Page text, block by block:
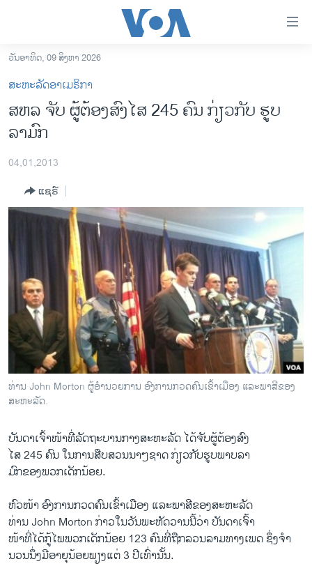
ເຂົ້າ
ຫາ
ຂ້າມ
ຂ້າມ
ຫາ
ອາເມຣິກາ
ຂ່າວ​ຈີນ
ໂລກ
ອິດສະຫຼະພາບດ້ານການຂ່າວ
ຊີວິດຊາວລາວ
ຊຸມຊົນຊາວລາວ
ວິທະຍາສາດ-ເທັກໂນໂລຈີ
ທຸລະກິດ
ພາສາອັງກິດ
ວີດີໂອ
ລາຍການກະຈາຍສຽງ
ລາຍງານ
ຕິດຕາມພວກເຮົາ ທີ່
ພາສາຕ່າງໆ
ວັນອາທິດ, 09 ສິງຫາ 2026
ສະຫະລັດອາເມຣິກາ
ສຫລ ຈັບ ຜູ້ຕ້ອງສົງໄສ 245 ຄົນ ກ່ຽວກັບ ຮູບ
ລາມົກ
04,01,2013
ແຊຣ໌
ທ່ານ John Morton ຜູ້ອຳນວຍການ ອົງການກວດຄົນເຂົ້າເມືອງ ແລະພາສີຂອງ
ສະຫະລັດ.
ບັນດາເຈົ້າ​ໜ້າ​ທີ່ລັດຖະບານ​ກາງສະຫະລັດ ​ໄດ້​ຈັບຜູ້​ຕ້ອງ​ສົງ​
ໄສ 245 ຄົນ ​ໃນ​ການ​ສືບສວນ​ນາໆ​ຊາດ ກ່ຽວ​ກັບ​ຮູບພາບ​ລາ
ມົກ​ຂອງພວກເດັກນ້ອຍ.
ຫົວໜ້າ​ ອົງການກວດ​ຄົນ​ເຂົ້າ​ເມື​ອງ ​ແລະ​ພາສີຂອງສະຫະລັດ ​
ທ່າ​ນ John Morton ກ່າວໃນ​ວັນ​ພະຫັດ​ວານ​ນີ້ວ່າ ບັນດາ​ເຈົ້າ
​ໜ້າ​ທີ່​ໄດ້​ກູ້​ໄພພວກ​ເດັ​ກນ້ອຍ 123 ຄົນ​ທີ່​ຖືກ​ລວນ​ລາມທາງ​ເພດ ຊຶ່ງຈໍາ
ນວນ​ນຶ່ງ​ມີ​ອາຍຸ​ນ້ອຍ​ພຽງ​ແ​ຕ່ 3 ປີ​ເທົ່າ​ນັ້ນ.